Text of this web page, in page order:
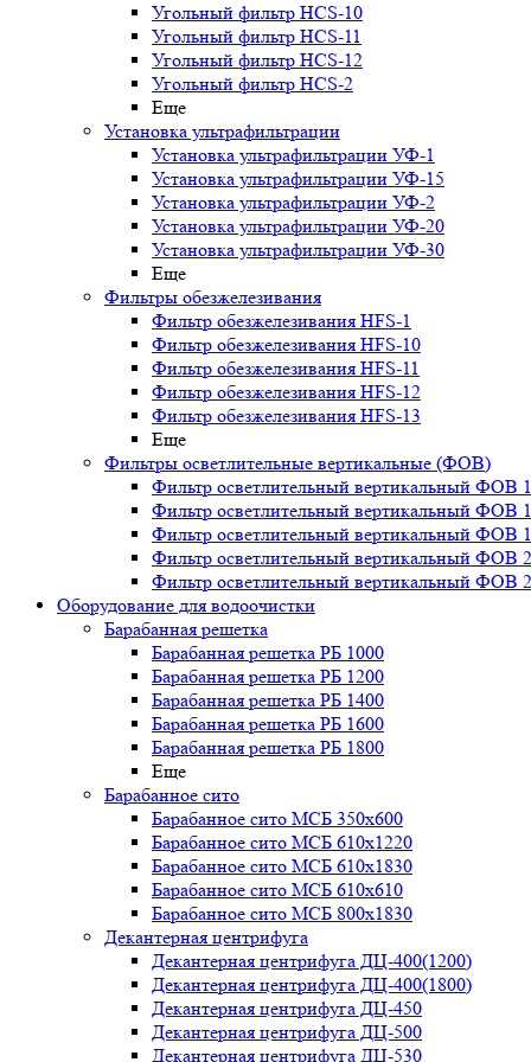
Угольный фильтр HСS-10
Угольный фильтр HСS-11
Угольный фильтр HСS-12
Угольный фильтр HСS-2
Еще
Установка ультрафильтрации
Установка ультрафильтрации УФ-1
Установка ультрафильтрации УФ-15
Установка ультрафильтрации УФ-2
Установка ультрафильтрации УФ-20
Установка ультрафильтрации УФ-30
Еще
Фильтры обезжелезивания
Фильтр обезжелезивания HFS-1
Фильтр обезжелезивания HFS-10
Фильтр обезжелезивания HFS-11
Фильтр обезжелезивания HFS-12
Фильтр обезжелезивания HFS-13
Еще
Фильтры осветлительные вертикальные (ФОВ)
Фильтр осветлительный вертикальный ФОВ
Фильтр осветлительный вертикальный ФОВ
Фильтр осветлительный вертикальный ФОВ
Фильтр осветлительный вертикальный ФОВ
Фильтр осветлительный вертикальный ФОВ
Оборудование для водоочистки
Барабанная решетка
Барабанная решетка РБ 1000
Барабанная решетка РБ 1200
Барабанная решетка РБ 1400
Барабанная решетка РБ 1600
Барабанная решетка РБ 1800
Еще
Барабанное сито
Барабанное сито МСБ 350x600
Барабанное сито МСБ 610x1220
Барабанное сито МСБ 610x1830
Барабанное сито МСБ 610x610
Барабанное сито МСБ 800x1830
Декантерная центрифуга
Декантерная центрифуга ДЦ-400(1200)
Декантерная центрифуга ДЦ-400(1800)
Декантерная центрифуга ДЦ-450
Декантерная центрифуга ДЦ-500
Декантерная центрифуга ДЦ-530